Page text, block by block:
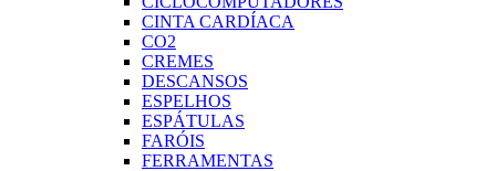
CINTA CARDÍACA
CO2
CREMES
DESCANSOS
ESPELHOS
ESPÁTULAS
FARÓIS
FERRAMENTAS